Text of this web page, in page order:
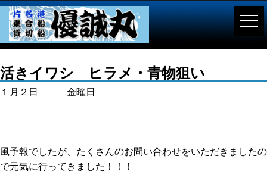
活きイワシ ヒラメ・青物狙い
１月２日 金曜日
風予報でしたが、たくさんのお問い合わせをいただきましたの
で元気に行ってきました！！！